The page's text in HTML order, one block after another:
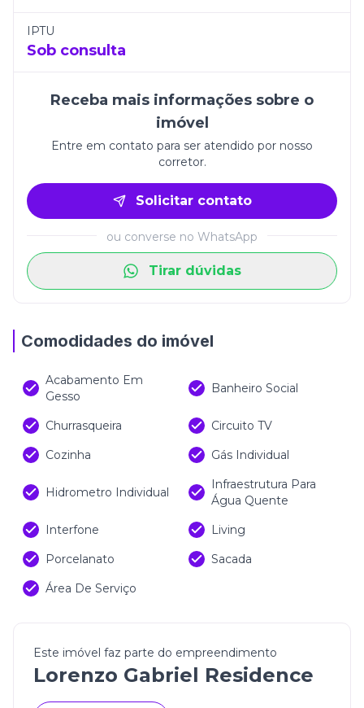
litoral catarinense.
IPTU
Sob consulta
Receba mais informações sobre o
imóvel
Entre em contato para ser atendido por nosso
corretor.
Solicitar contato
ou converse no WhatsApp
Tirar dúvidas
Comodidades do imóvel
Acabamento Em
Gesso
Banheiro Social
Churrasqueira
Circuito TV
Cozinha
Gás Individual
Hidrometro Individual
Infraestrutura Para
Água Quente
Interfone
Living
Porcelanato
Sacada
Área De Serviço
Este imóvel faz parte do empreendimento
Lorenzo Gabriel Residence